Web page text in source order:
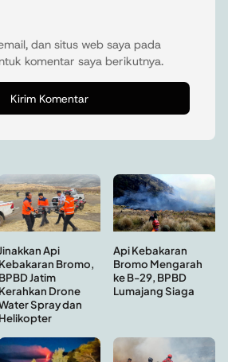
dan situs web saya pada
komentar saya berikutnya.
Api
Kebakaran Bromo,
BPBD Jatim
Kerahkan Drone
Spray dan
Helikopter
Api Kebakaran
Bromo Mengarah
ke B-29, BPBD
Lumajang Siaga